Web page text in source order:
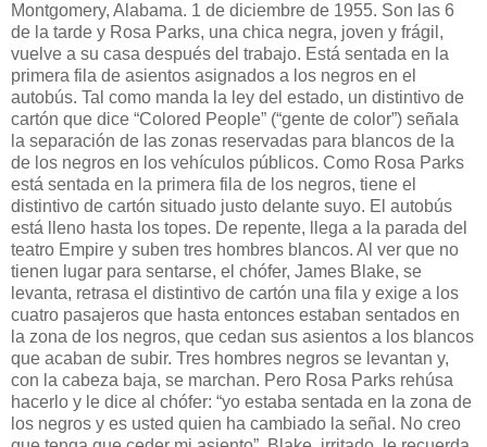
Montgomery, Alabama. 1 de diciembre de 1955. Son las 6
de la tarde y Rosa Parks, una chica negra, joven y frágil,
vuelve a su casa después del trabajo. Está sentada en la
primera fila de asientos asignados a los negros en el
autobús. Tal como manda la ley del estado, un distintivo de
cartón que dice “Colored People” (“gente de color”) señala
la separación de las zonas reservadas para blancos de la
de los negros en los vehículos públicos. Como Rosa Parks
está sentada en la primera fila de los negros, tiene el
distintivo de cartón situado justo delante suyo. El autobús
está lleno hasta los topes. De repente, llega a la parada del
teatro Empire y suben tres hombres blancos. Al ver que no
tienen lugar para sentarse, el chófer, James Blake, se
levanta, retrasa el distintivo de cartón una fila y exige a los
cuatro pasajeros que hasta entonces estaban sentados en
la zona de los negros, que cedan sus asientos a los blancos
que acaban de subir. Tres hombres negros se levantan y,
con la cabeza baja, se marchan. Pero Rosa Parks rehúsa
hacerlo y le dice al chófer: “yo estaba sentada en la zona de
los negros y es usted quien ha cambiado la señal. No creo